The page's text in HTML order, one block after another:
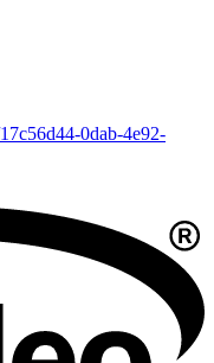
0dab-4e92-